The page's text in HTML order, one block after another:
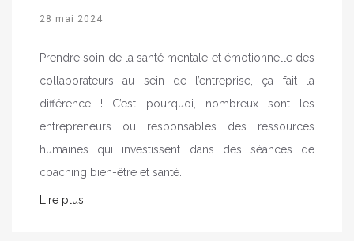
28 mai 2024
Prendre soin de la santé mentale et émotionnelle des
collaborateurs au sein de l’entreprise, ça fait la
différence ! C’est pourquoi, nombreux sont les
entrepreneurs ou responsables des ressources
humaines qui investissent dans des séances de
coaching bien-être et santé.
Lire plus